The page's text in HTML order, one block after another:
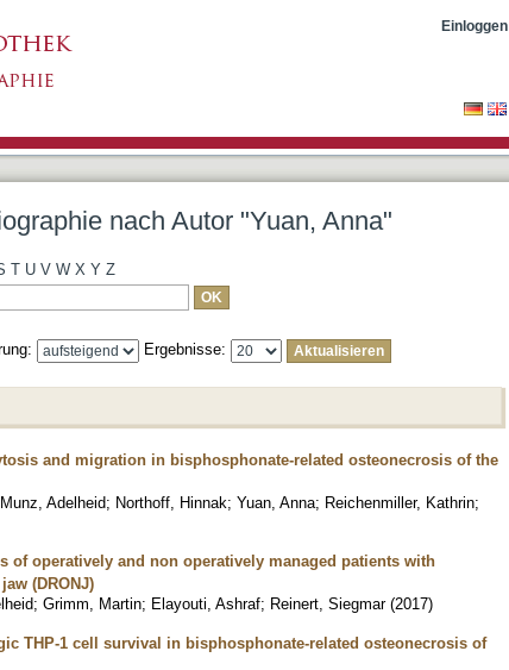
Einloggen
nach Autor "Yuan, Anna"
T U V W X Y Z
Ergebnisse:
and migration in bisphosphonate-related osteonecrosis of the
Munz, Adelheid; Northoff, Hinnak; Yuan, Anna; Reichenmiller, Kathrin;
of operatively and non operatively managed patients with
(DRONJ)
; Grimm, Martin; Elayouti, Ashraf; Reinert, Siegmar (2017)
THP-1 cell survival in bisphosphonate-related osteonecrosis of